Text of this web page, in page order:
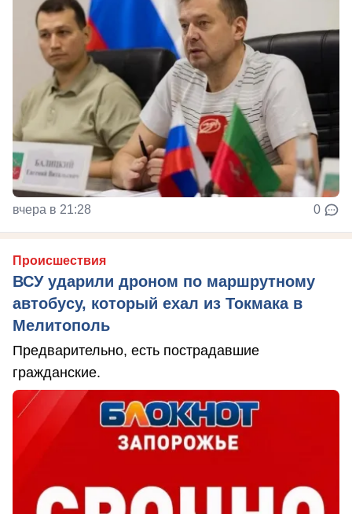
вчера в 21:28 0
Происшествия
ВСУ ударили дроном по маршрутному
автобусу, который ехал из Токмака в
Мелитополь
Предварительно, есть пострадавшие
гражданские.